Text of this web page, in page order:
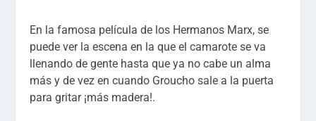
En la famosa película de los Hermanos Marx, se
puede ver la escena en la queel camarote se va
llenando de gente hasta que ya no cabe un alma
más y de vez en cuando Groucho sale a la puerta
para gritar ¡más madera!.